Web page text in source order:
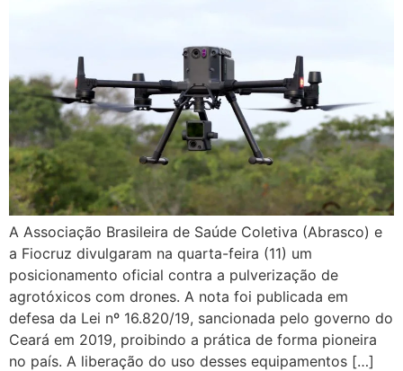
A Associação Brasileira de Saúde Coletiva (Abrasco) e
a Fiocruz divulgaram na quarta-feira (11) um
posicionamento oficial contra a pulverização de
agrotóxicos com drones. A nota foi publicada em
defesa da Lei nº 16.820/19, sancionada pelo governo do
Ceará em 2019, proibindo a prática de forma pioneira
no país. A liberação do uso desses equipamentos […]